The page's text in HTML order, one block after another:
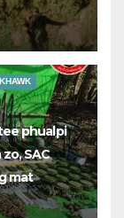
phualpi
SAC
mat